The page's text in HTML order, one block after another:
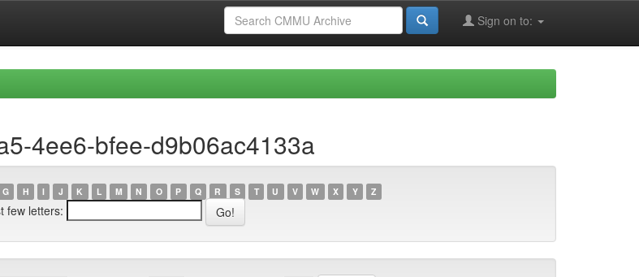
Sign on to:
4ee6-bfee-d9b06ac4133a
G H I J K L M N O P Q R S T U V W X Y Z
few letters: